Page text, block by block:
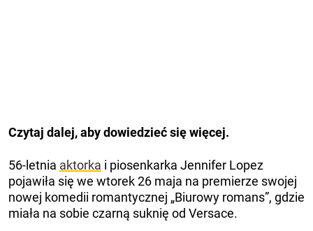
Czytaj dalej, aby dowiedzieć się więcej.
56-letnia aktorka i piosenkarka Jennifer Lopez
pojawiła się we wtorek 26 maja na premierze swojej
nowej komedii romantycznej „Biurowy romans”, gdzie
miała na sobie czarną suknię od Versace.